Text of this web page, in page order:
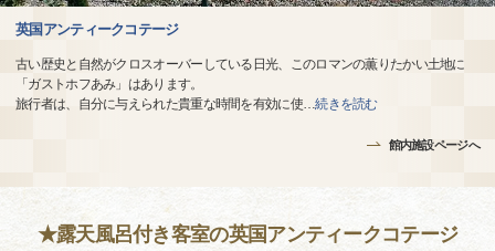
英国アンティークコテージ
古い歴史と自然がクロスオーバーしている日光、このロマンの薫りたかい土地に
「ガストホフあみ」はあります。
旅行者は、自分に与えられた貴重な時間を有効に使…続きを読む
館内施設ページへ
★露天風呂付き客室の英国アンティークコテージ